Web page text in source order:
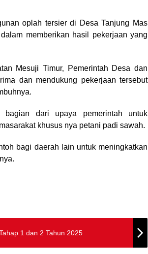
oplah tersier di Desa Tanjung Mas
memberikan hasil pekerjaan yang
Mesuji Timur, Pemerintah Desa dan
dan mendukung pekerjaan tersebut
bagian dari upaya pemerintah untuk
khusus nya petani padi sawah.
bagi daerah lain untuk meningkatkan
1 dan 2 Tahun 2025